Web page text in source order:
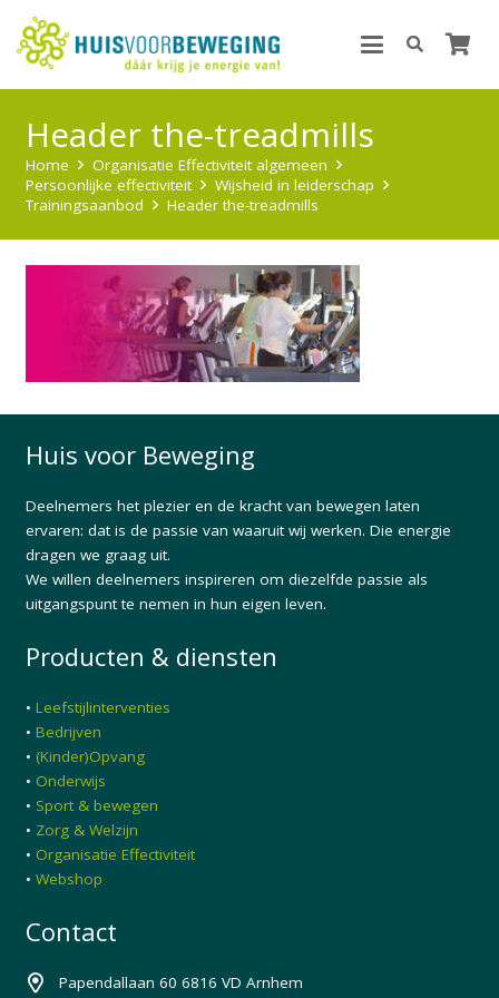
Header the-treadmills
Home
Organisatie Effectiviteit algemeen
Persoonlijke effectiviteit
Wijsheid in leiderschap
Trainingsaanbod
Header the-treadmills
Huis voor Beweging
Deelnemers het plezier en de kracht van bewegen laten
ervaren: dat is de passie van waaruit wij werken. Die energie
dragen we graag uit.
We willen deelnemers inspireren om diezelfde passie als
uitgangspunt te nemen in hun eigen leven.
Producten & diensten
• Leefstijlinterventies
• Bedrijven
• (Kinder)Opvang
• Onderwijs
• Sport & bewegen
• Zorg & Welzijn
• Organisatie Effectiviteit
• Webshop
Contact
Papendallaan 60 6816 VD Arnhem